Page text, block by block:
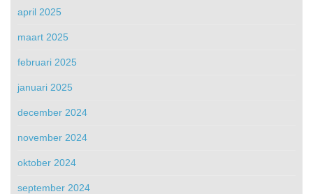
april 2025
maart 2025
februari 2025
januari 2025
december 2024
november 2024
oktober 2024
september 2024